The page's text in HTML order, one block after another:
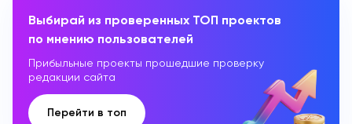
Выбирай из проверенных ТОП проектов
по мнению пользователей
Прибыльные проекты прошедшие проверку
редакции сайта
Перейти в топ